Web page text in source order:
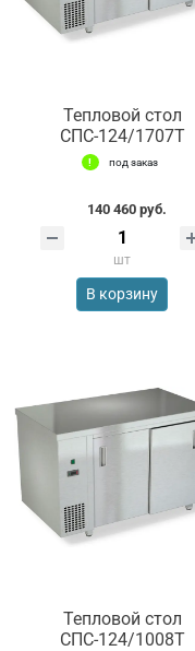
Тепловой стол
СПС-124/1707Т
под заказ
140 460 руб.
шт
В корзину
Тепловой стол
СПС-124/1008Т